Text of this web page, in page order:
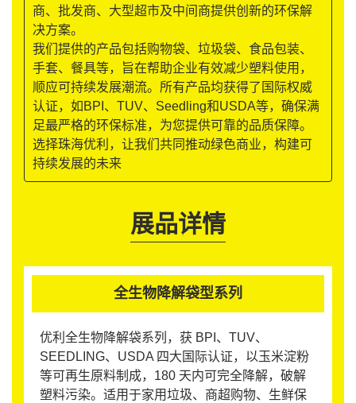
商、批发商、大型超市及中间商提供创新的环保解
决方案。
我们提供的产品包括购物袋、垃圾袋、食品包装、
手套、餐具等，旨在帮助企业有效减少塑料使用，
顺应可持续发展潮流。所有产品均获得了国际权威
认证，如BPI、TUV、Seedling和USDA等，确保满
足最严格的环保标准，为您提供可靠的品质保障。
选择珠海优利，让我们共同推动绿色商业，构建可
持续发展的未来
展品详情
全生物降解袋型系列
优利全生物降解袋系列，获 BPI、TUV、
SEEDLING、USDA 四大国际认证，以玉米淀粉
等可再生原料制成，180 天内可完全降解，破解
塑料污染。适用于家用垃圾、商超购物、生鲜保